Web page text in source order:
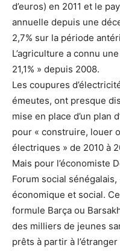
d’euros) en 2011 et le
annuelle depuis une
2,7% sur la période
L’agriculture a connu
21,1% » depuis 2008.
Les coupures
émeutes, ont presque
mise en place d’un plan
pour « construire, louer
électriques » de 2010 à
Mais pour l’économiste
Forum social
économique et social.
formule Barça ou
des milliers de jeunes
prêts à partir à